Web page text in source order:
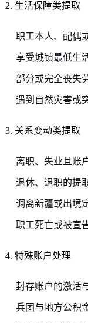
2. 生活保障类提取
职工本人、配偶
享受城镇最低生
部分或完全丧失
遇到自然灾害或
3. 关系变动类提取
离职、失业且账
退休、退职的提
调离新疆或出境
职工死亡或被宣
4. 特殊账户处理
封存账户的激活
兵团与地方公积